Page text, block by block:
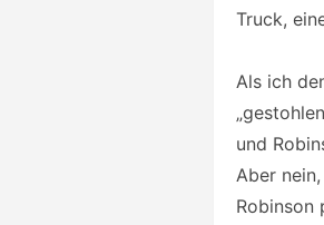
Truck,
Als ich
und
Aber
Robinson